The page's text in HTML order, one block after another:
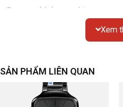
Gương
: kính sapphire
: 50 mét
: đường kính
Màu sắc & Chất liệu
Xem
SẢN PHẨM LIÊN QUAN